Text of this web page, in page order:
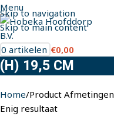
Skip to navigation
Skip to main content
Menu
0 artikelen €0,00
(H) 19,5 CM
Home Product Afmetingen
Enig resultaat